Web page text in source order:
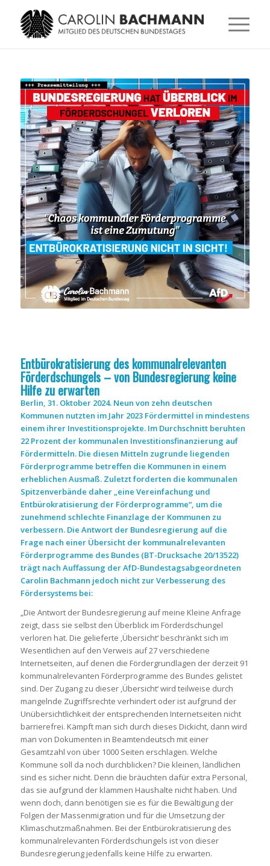
Entbürokratisierung des kommunalrelevanten
Förderdschungels – von Bundesregierung keine
Hilfe zu erwarten
Berlin, 31. Oktober 2024. Neun von zehn deutschen
Kommunen nutzten im Jahr 2023 Fördermittel in mindestens
einem ihrer Investitionsprojekte. Im Durchschnitt beruhten
22 Prozent der kommunalen Investitionsfinanzierung auf
Fördermitteln. Die diesen Mitteln zugrunde liegenden
Förderprogramme betreffen die Kommunen in einem
erheblichen Ausmaß. Zuletzt forderten die kommunalen
Spitzenverbände daher „eine Vereinfachung und
Entbürokratisierung der Förderprogramme“, um die
zunehmend schlechte Finanzlage der Kommunen zu
verbessern. Die Antwort der Bundesregierung auf die
Frage nach einer Übersicht der kommunalrelevanten
Förderprogramme des Bundes (BT-Drucksache 20/13522)
trägt nach Auffassung der AfD-Bundestagsabgeordneten
Carolin Bachmann jedoch nicht zur Verbesserung des
Fördersystems bei:
„Die Antwort der Bundesregierung auf meine Kleine Anfrage
zeigt, dass sie selbst den Überblick im Förderdschungel
verloren hat. Die gelieferte ‚Übersicht‘ beschränkt sich im
Wesentlichen auf den Verweis auf 27 verschiedene
Internetseiten, auf denen die Fördergrundlagen der derzeit 91
kommunalrelevanten Förderprogramme des Bundes gelistet
sind. Der Zugang zu dieser ‚Übersicht‘ wird teilweise durch
mangelnde Zugriffsrechte verhindert oder ist aufgrund der
Unübersichtlichkeit der entsprechenden Internetseiten nicht
barrierefrei. Kämpft man sich durch dieses Dickicht, dann wird
man von Dokumenten in Beamtendeutsch mit einer
Gesamtzahl von über 1000 Seiten erschlagen. Welche
Kommune soll da noch durchblicken? Die kleinen, ländlichen
sind es sicher nicht. Denn die bräuchten dafür extra Personal,
das sie aufgrund der klammen Haushalte nicht haben. Und
wenn doch, dann benötigen sie es für die Bewältigung der
Folgen der Massenmigration und für die Umsetzung der
Klimaschutzmaßnahmen. Bei der Entbürokratisierung des
kommunalrelevanten Förderdschungels ist von dieser
Bundesregierung jedenfalls keine Hilfe zu erwarten.